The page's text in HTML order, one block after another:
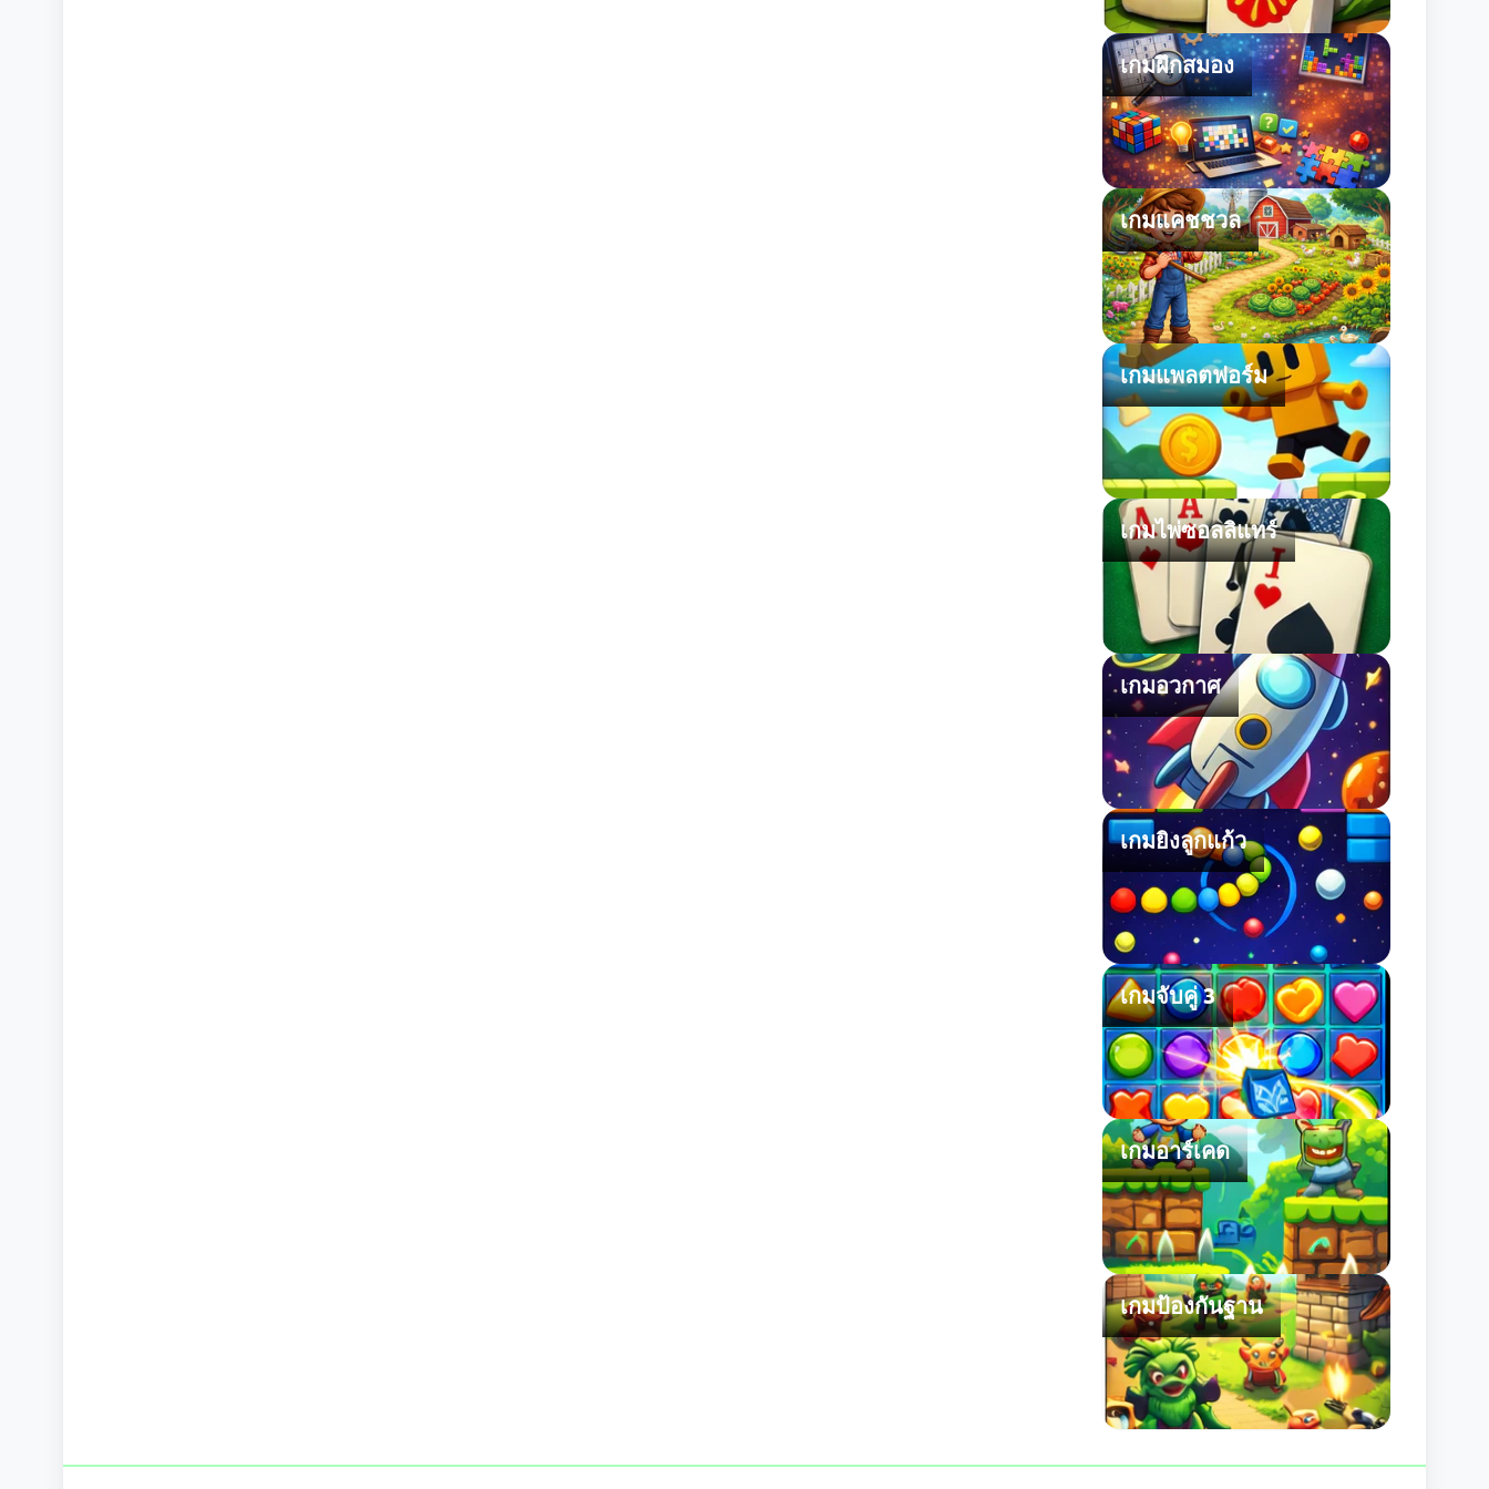
เกมฝึกสมอง
เกมแคชชวล
เกมแพลตฟอร์ม
เกมไพ่ซอลลิแทร์
เกมอวกาศ
เกมยิงลูกแก้ว
เกมจับคู่ 3
เกมอาร์เคด
เกมป้องกันฐาน